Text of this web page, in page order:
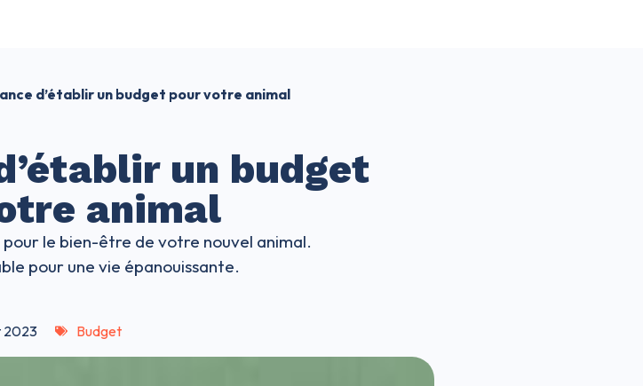
d’établir un budget pour votre animal
un budget
animal
le bien-être de votre nouvel animal.
pour une vie épanouissante.
2023 Budget